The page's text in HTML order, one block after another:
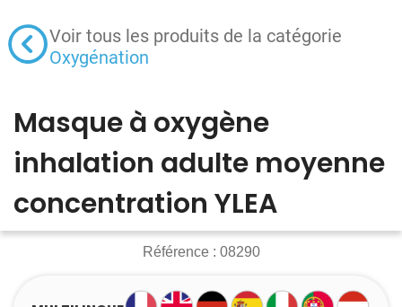
Voir tous les produits de la catégorie
Oxygénation
Masque à oxygène
inhalation adulte moyenne
concentration YLEA
Référence : 08290